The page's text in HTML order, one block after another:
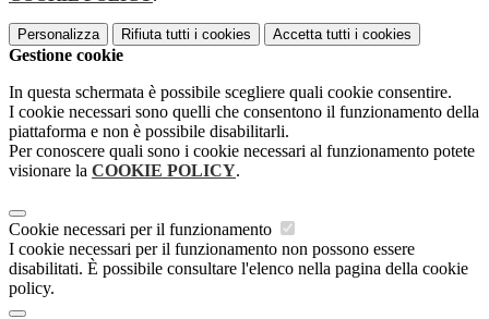
Personalizza Rifiuta tutti i cookies Accetta tutti i cookies
Gestione cookie
In questa schermata è possibile scegliere quali cookie consentire.
I cookie necessari sono quelli che consentono il funzionamento della
piattaforma e non è possibile disabilitarli.
Per conoscere quali sono i cookie necessari al funzionamento potete
visionare la COOKIE POLICY.
Cookie necessari per il funzionamento
I cookie necessari per il funzionamento non possono essere
disabilitati. È possibile consultare l'elenco nella pagina della cookie
policy.